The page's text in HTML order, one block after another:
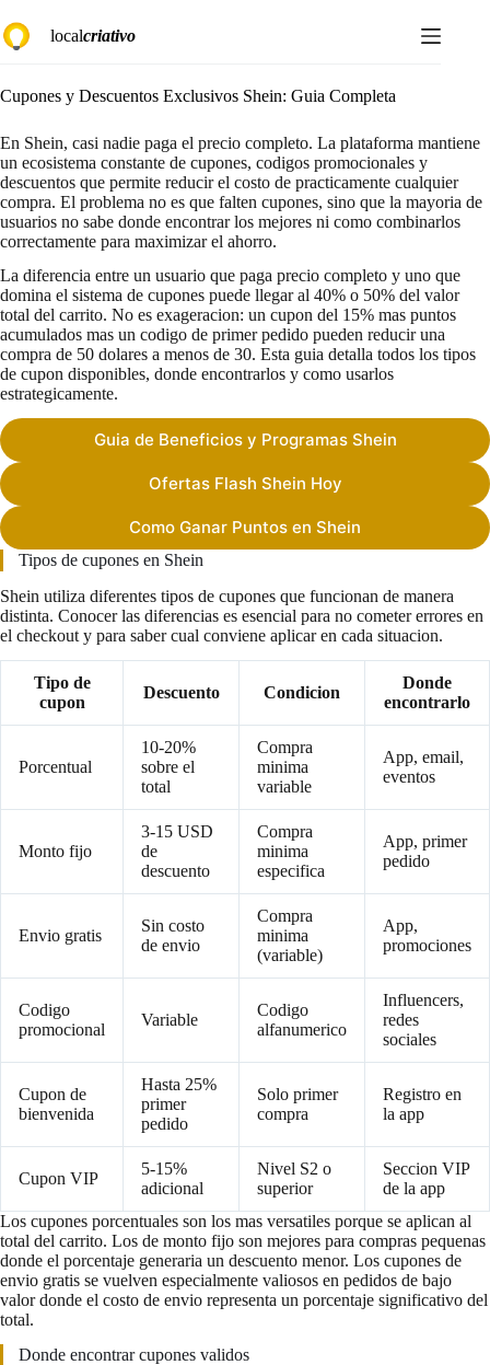
al
contenido
localcriativo
Cupones y Descuentos Exclusivos Shein: Guia Completa
En Shein, casi nadie paga el precio completo. La plataforma mantiene
un ecosistema constante de cupones, codigos promocionales y
descuentos que permite reducir el costo de practicamente cualquier
compra. El problema no es que falten cupones, sino que la mayoria de
usuarios no sabe donde encontrar los mejores ni como combinarlos
correctamente para maximizar el ahorro.
La diferencia entre un usuario que paga precio completo y uno que
domina el sistema de cupones puede llegar al 40% o 50% del valor
total del carrito. No es exageracion: un cupon del 15% mas puntos
acumulados mas un codigo de primer pedido pueden reducir una
compra de 50 dolares a menos de 30. Esta guia detalla todos los tipos
de cupon disponibles, donde encontrarlos y como usarlos
estrategicamente.
Guia de Beneficios y Programas Shein
Ofertas Flash Shein Hoy
Como Ganar Puntos en Shein
Tipos de cupones en Shein
Shein utiliza diferentes tipos de cupones que funcionan de manera
distinta. Conocer las diferencias es esencial para no cometer errores en
el checkout y para saber cual conviene aplicar en cada situacion.
Tipo de
cupon
Descuento Condicion
Donde
encontrarlo
Porcentual
10-20%
sobre el
total
Compra
minima
variable
App, email,
eventos
Monto fijo
3-15 USD
de
descuento
Compra
minima
especifica
App, primer
pedido
Envio gratis
Sin costo
de envio
Compra
minima
(variable)
App,
promociones
Codigo
promocional
Variable
Codigo
alfanumerico
Influencers,
redes
sociales
Cupon de
bienvenida
Hasta 25%
primer
pedido
Solo primer
compra
Registro en
la app
Cupon VIP
5-15%
adicional
Nivel S2 o
superior
Seccion VIP
de la app
Los cupones porcentuales son los mas versatiles porque se aplican al
total del carrito. Los de monto fijo son mejores para compras pequenas
donde el porcentaje generaria un descuento menor. Los cupones de
envio gratis se vuelven especialmente valiosos en pedidos de bajo
valor donde el costo de envio representa un porcentaje significativo del
total.
Donde encontrar cupones validos